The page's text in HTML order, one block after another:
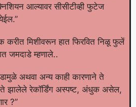
आल्यावर सीसीटीव्ही फुटेज
करीत मिशीवरून हात फिरवित निळू फुलें
जमदाडे म्हणाले..
अथवा अन्य काही कारणाने ते
ते झालेले रेकॉर्डिंग अस्पष्ट, अंधुक असेल,
?”